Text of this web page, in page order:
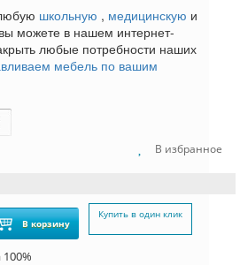
школьную , медицинскую и
вы можете в нашем интернет-
любые потребности наших
мебель по вашим
В избранное
В корзину
Купить в один клик